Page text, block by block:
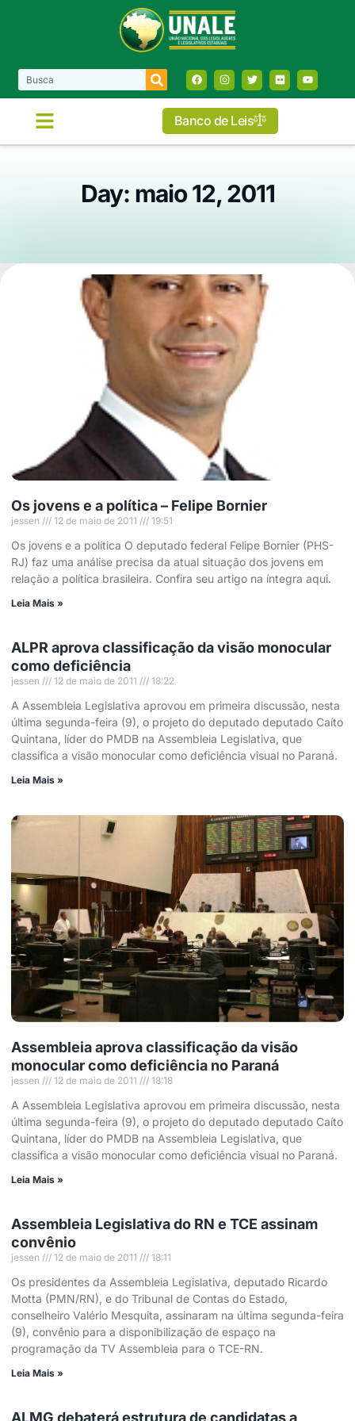
Banco de Leis
Day: maio 12, 2011
Os jovens e a política – Felipe Bornier
jessen 12 de maio de 2011 19:51
Os jovens e a política O deputado federal Felipe Bornier (PHS-
RJ) faz uma análise precisa da atual situação dos jovens em
relação a política brasileira. Confira seu artigo na íntegra aqui.
Leia Mais »
ALPR aprova classificação da visão monocular
como deficiência
jessen 12 de maio de 2011 18:22
A Assembleia Legislativa aprovou em primeira discussão, nesta
última segunda-feira (9), o projeto do deputado deputado Caíto
Quintana, líder do PMDB na Assembleia Legislativa, que
classifica a visão monocular como deficiência visual no Paraná.
Leia Mais »
Assembleia aprova classificação da visão
monocular como deficiência no Paraná
jessen 12 de maio de 2011 18:18
A Assembleia Legislativa aprovou em primeira discussão, nesta
última segunda-feira (9), o projeto do deputado deputado Caíto
Quintana, líder do PMDB na Assembleia Legislativa, que
classifica a visão monocular como deficiência visual no Paraná.
Leia Mais »
Assembleia Legislativa do RN e TCE assinam
convênio
jessen 12 de maio de 2011 18:11
Os presidentes da Assembleia Legislativa, deputado Ricardo
Motta (PMN/RN), e do Tribunal de Contas do Estado,
conselheiro Valério Mesquita, assinaram na última segunda-feira
(9), convênio para a disponibilização de espaço na
programação da TV Assembleia para o TCE-RN.
Leia Mais »
ALMG debaterá estrutura de candidatas a